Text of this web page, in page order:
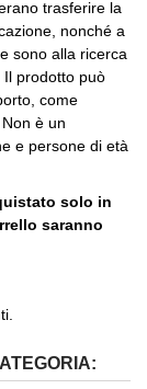
trasferire la
nonché a
sono alla ricerca
Il prodotto può
come
è un
e persone di età
solo in
saranno